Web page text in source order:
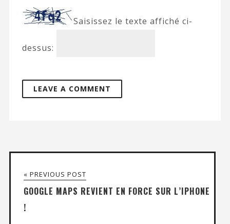
Saisissez le texte affiché ci-
dessus:
« PREVIOUS POST
GOOGLE MAPS REVIENT EN FORCE SUR L’IPHONE
!